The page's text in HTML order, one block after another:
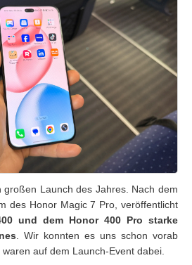
großen Launch des Jahres. Nach dem
des Honor Magic 7 Pro, veröffentlicht
und dem Honor 400 Pro starke
. Wir konnten es uns schon vorab
auf dem Launch-Event dabei.